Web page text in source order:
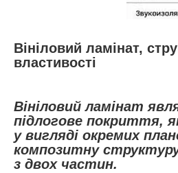
Вініловий ламінат,
властивості
Вініловий ламінат
підлогове покриття,
у вигляді окремих
композитну
з двох частин.